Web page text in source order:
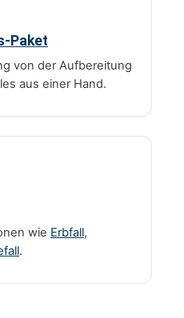
Paket
von der Aufbereitung
aus einer Hand.
wie Erbfall,
.